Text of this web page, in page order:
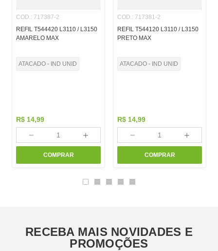
COD.: 717387-2
REFIL T544420 L3110 / L3150
AMARELO MAX
ATACADO - IND UNID
R$ 14,99
＋
－
COMPRAR
COD.: 717381-2
REFIL T544120 L3110 / L3150
PRETO MAX
ATACADO - IND UNID
R$ 14,99
＋
－
COMPRAR
RECEBA MAIS NOVIDADES E
PROMOÇÕES